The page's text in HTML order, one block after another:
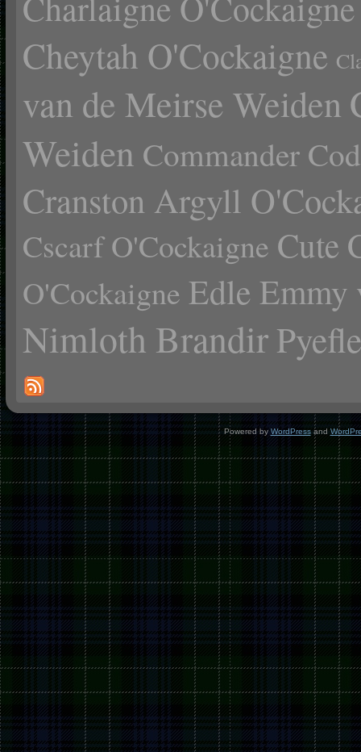
Cheytah O'Cockaigne
van de Meirse Weiden
Weiden Commander
Cranston Argyll
Cscarf O'Cockaigne Cute
O'Cockaigne Edle Emmy
Nimloth Brandir
Powered by WordPressand